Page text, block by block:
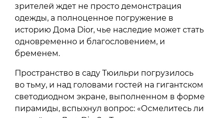
зрителей ждет не просто демонстрация
одежды, а полноценное погружение в
историю Дома Dior, чье наследие может стать
одновременно и благословением, и
бременем.
Пространство в саду Тюильри погрузилось
во тьму, и над головами гостей на гигантском
светодиодном экране, выполненном в форме
пирамиды, вспыхнул вопрос: «Осмелитесь ли